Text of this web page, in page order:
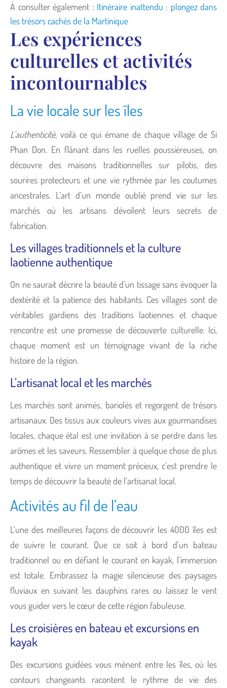
À consulter également : Itinéraire inattendu : plongez dans
les trésors cachés de la Martinique
Les expériences
culturelles et activités
incontournables
La vie locale sur les îles
L’authenticité, voilà ce qui émane de chaque village de Si
Phan Don. En flânant dans les ruelles poussiéreuses, on
découvre des maisons traditionnelles sur pilotis, des
sourires protecteurs et une vie rythmée par les coutumes
ancestrales. L’art d’un monde oublié prend vie sur les
marchés où les artisans dévoilent leurs secrets de
fabrication.
Les villages traditionnels et la culture
laotienne authentique
On ne saurait décrire la beauté d’un tissage sans évoquer la
dextérité et la patience des habitants. Ces villages sont de
véritables gardiens des traditions laotiennes et chaque
rencontre est une promesse de découverte culturelle. Ici,
chaque moment est un témoignage vivant de la riche
histoire de la région.
L’artisanat local et les marchés
Les marchés sont animés, bariolés et regorgent de trésors
artisanaux. Des tissus aux couleurs vives aux gourmandises
locales, chaque étal est une invitation à se perdre dans les
arômes et les saveurs. Ressembler à quelque chose de plus
authentique et vivre un moment précieux, c’est prendre le
temps de découvrir la beauté de l’artisanat local.
Activités au fil de l’eau
L’une des meilleures façons de découvrir les 4000 îles est
de suivre le courant. Que ce soit à bord d’un bateau
traditionnel ou en défiant le courant en kayak, l’immersion
est totale. Embrassez la magie silencieuse des paysages
fluviaux en suivant les dauphins rares ou laissez le vent
vous guider vers le cœur de cette région fabuleuse.
Les croisières en bateau et excursions en
kayak
Des excursions guidées vous mènent entre les îles, où les
contours changeants racontent le rythme de vie des